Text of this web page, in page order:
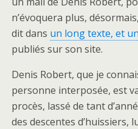
n’évoquera plus,
dit dans un long texte, et
publiés sur son site.
Denis Robert, que je
personne interposée, est
procès, lassé de tant
des descentes d’huissiers,